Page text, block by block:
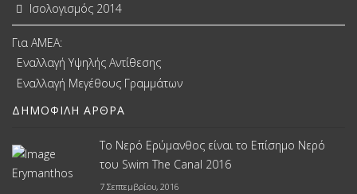
Ισολογισμός 2014
Για ΑΜΕΑ:
Εναλλαγή Υψηλής Αντίθεσης
Εναλλαγή Μεγέθους Γραμμάτων
ΔΗΜΟΦΙΛΉ ΆΡΘΡΑ
Το Νερό Ερύμανθος είναι το Επίσημο Νερό
του Swim The Canal 2016
7 Σεπτεμβρίου, 2016